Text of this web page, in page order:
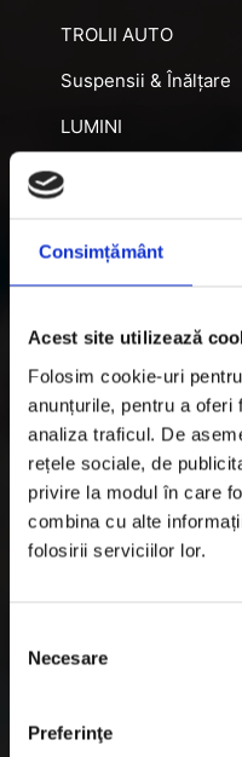
Consimțământ
Acest site utilizează
Folosim cookie-uri
anunțurile, pentru a oferi
analiza traficul. De
rețele sociale, de
privire la modul în care
combina cu alte
folosirii serviciilor lor.
consimțământului
Necesare
Preferinţe
TROLII AUTO
Suspensii & Înălțare
LUMINI
SNORKEL AUTO
DIFERENȚIALE
Informatii
Informatii Livrare
Garantie si Retur
Termeni & Conditii
Politica de